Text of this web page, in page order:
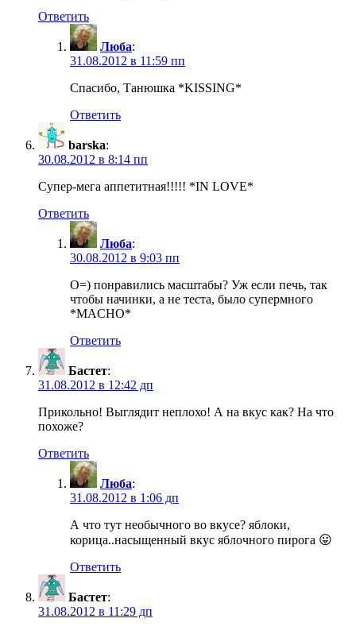
Ответить
Люба:
31.08.2012 в 11:59 пп
Спасибо, Танюшка *KISSING*
Ответить
barska:
30.08.2012 в 8:14 пп
Супер-мега аппетитная!!!!! *IN LOVE*
Ответить
Люба:
30.08.2012 в 9:03 пп
O=) понравились масштабы? Уж если печь, так
чтобы начинки, а не теста, было супермного
*MACHO*
Ответить
Бастет:
31.08.2012 в 12:42 дп
Прикольно! Выглядит неплохо! А на вкус как? На что
похоже?
Ответить
Люба:
31.08.2012 в 1:06 дп
А что тут необычного во вкусе? яблоки,
корица..насыщенный вкус яблочного пирога 😛
Ответить
Бастет:
31.08.2012 в 11:29 дп